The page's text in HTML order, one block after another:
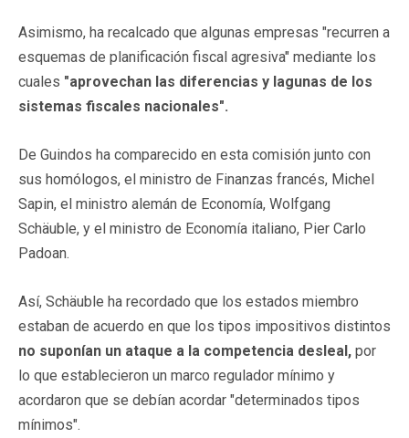
Asimismo, ha recalcado que algunas empresas "recurren a
esquemas de planificación fiscal agresiva" mediante los
cuales "aprovechan las diferencias y lagunas de los
sistemas fiscales nacionales".
De Guindos ha comparecido en esta comisión junto con
sus homólogos, el ministro de Finanzas francés, Michel
Sapin, el ministro alemán de Economía, Wolfgang
Schäuble, y el ministro de Economía italiano, Pier Carlo
Padoan.
Así, Schäuble ha recordado que los estados miembro
estaban de acuerdo en que los tipos impositivos distintos
no suponían un ataque a la competencia desleal, por
lo que establecieron un marco regulador mínimo y
acordaron que se debían acordar "determinados tipos
mínimos".